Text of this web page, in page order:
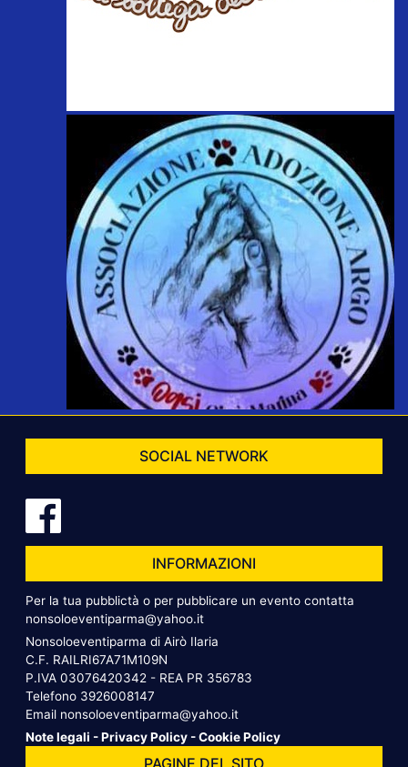
SOCIAL NETWORK
INFORMAZIONI
Per la tua pubblictà o per pubblicare un evento contatta
nonsoloeventiparma@yahoo.it
Nonsoloeventiparma di Airò Ilaria
C.F. RAILRI67A71M109N
P.IVA 03076420342 - REA PR 356783
Telefono 3926008147
Email nonsoloeventiparma@yahoo.it
Note legali -Privacy Policy -Cookie Policy